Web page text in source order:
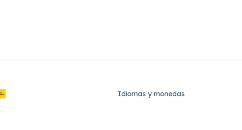
Idiomas y monedas